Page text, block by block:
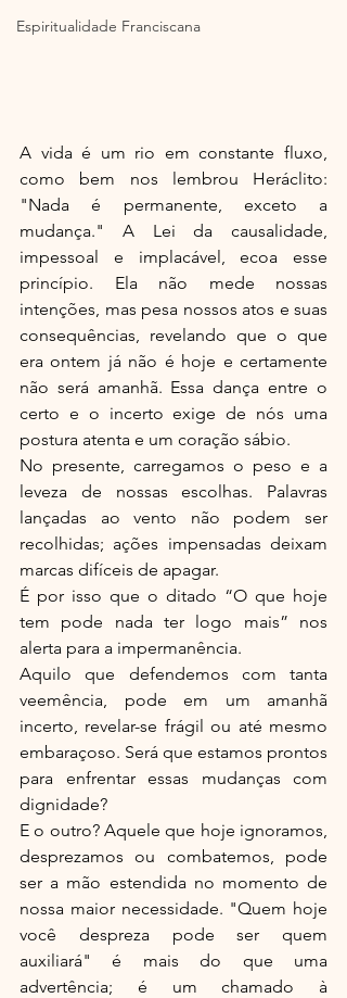
Espiritualidade Franciscana
A vida é um rio em constante fluxo,
como bem nos lembrou Heráclito:
"Nada é permanente, exceto a
mudança." A Lei da causalidade,
impessoal e implacável, ecoa esse
princípio. Ela não mede nossas
intenções, mas pesa nossos atos e suas
consequências, revelando que o que
era ontem já não é hoje e certamente
não será amanhã. Essa dança entre o
certo e o incerto exige de nós uma
postura atenta e um coração sábio.
No presente, carregamos o peso e a
leveza de nossas escolhas. Palavras
lançadas ao vento não podem ser
recolhidas; ações impensadas deixam
marcas difíceis de apagar.
É por isso que o ditado “O que hoje
tem pode nada ter logo mais” nos
alerta para a impermanência.
Aquilo que defendemos com tanta
veemência, pode em um amanhã
incerto, revelar-se frágil ou até mesmo
embaraçoso. Será que estamos prontos
para enfrentar essas mudanças com
dignidade?
E o outro? Aquele que hoje ignoramos,
desprezamos ou combatemos, pode
ser a mão estendida no momento de
nossa maior necessidade. "Quem hoje
você despreza pode ser quem
auxiliará" é mais do que uma
advertência; é um chamado à